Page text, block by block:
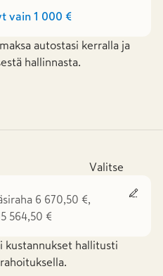
vain 1 000 €
autostasi kerralla ja
hallinnasta.
Valitse
6 670,50 €,
564,50 €
kustannukset hallitusti